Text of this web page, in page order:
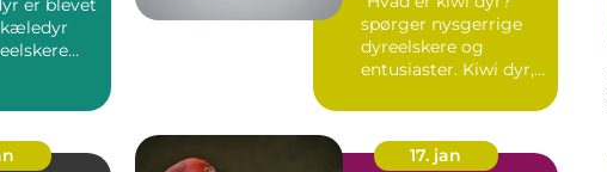
Fuglelignende
Skabninger
spørger nysgerrige
dyreelskere og
entusiaster. Kiwi dyr,
kiwifugl...
17. jan